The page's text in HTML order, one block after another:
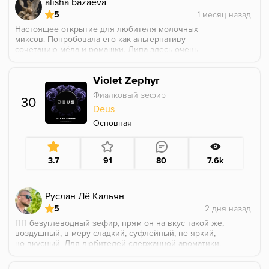
alisha bazaeva
5
Настоящее открытие для любителя молочных
миксов. Попробовала его как альтернативу
сочетанию мёда и ромашки. Липа здесь очень
30
Violet Zephyr
Фиалковый зефир
Deus
Основная
3.7 91 80 7.6k
Руслан Лё Кальян
5
ПП безуглеводный зефир, прям он на вкус такой же,
воздушный, в меру сладкий, суфлейный, не яркий,
но вкусный. Для любителей сдержанной ароматики,